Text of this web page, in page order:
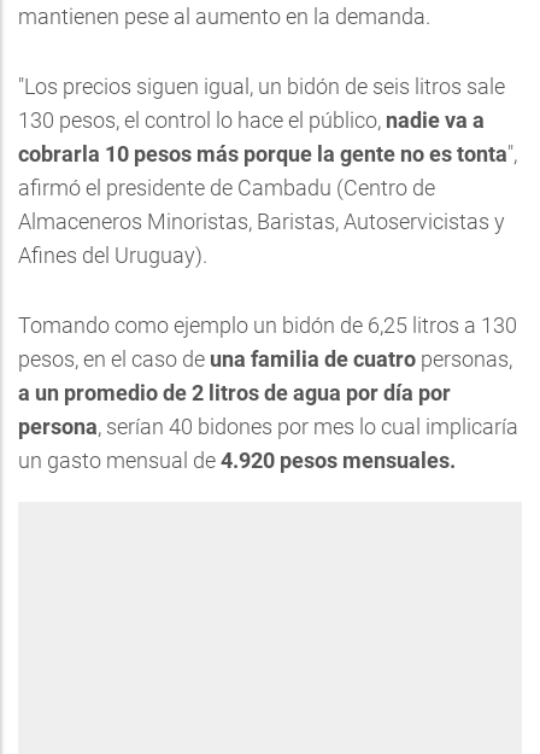
mantienen pese al aumento en la demanda.
"Los precios siguen igual, un bidón de seis litros sale
130 pesos, el control lo hace el público, nadie va a
cobrarla 10 pesos más porque la gente no es tonta",
afirmó el presidente de Cambadu (Centro de
Almaceneros Minoristas, Baristas, Autoservicistas y
Afines del Uruguay).
Tomando como ejemplo un bidón de 6,25 litros a 130
pesos, en el caso de una familia de cuatro personas,
a un promedio de 2 litros de agua por día por
persona, serían 40 bidones por mes lo cual implicaría
un gasto mensual de4.920 pesos mensuales.